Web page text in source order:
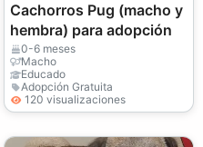
Cachorros Pug (macho y
hembra) para adopción
0-6 meses
Macho
Educado
Adopción Gratuita
120 visualizaciones